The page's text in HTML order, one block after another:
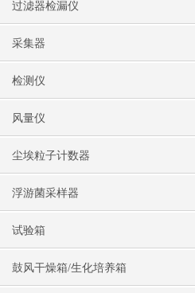
过滤器检漏仪
采集器
检测仪
风量仪
尘埃粒子计数器
浮游菌采样器
试验箱
鼓风干燥箱/生化培养箱